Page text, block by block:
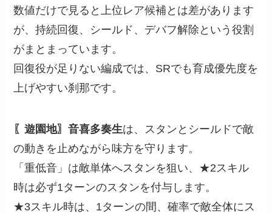
数値だけで見ると上位レア候補とは差があります
が、持続回復、シールド、デバフ解除という役割
がまとまっています。
回復役が足りない編成では、SRでも育成優先度を
上げやすい刹那です。
〖遊園地〗音喜多奏生は、スタンとシールドで敵
の動きを止めながら味方を守ります。
「重低音」は敵単体へスタンを狙い、★2スキル
時は必ず1ターンのスタンを付与します。
★3スキル時は、1ターンの間、確率で敵全体にス